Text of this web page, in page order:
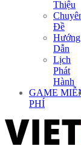
Thiệu
Đề
Hướng
Dẫn
Lịch
Phát
Hành
GAME
PHÍ